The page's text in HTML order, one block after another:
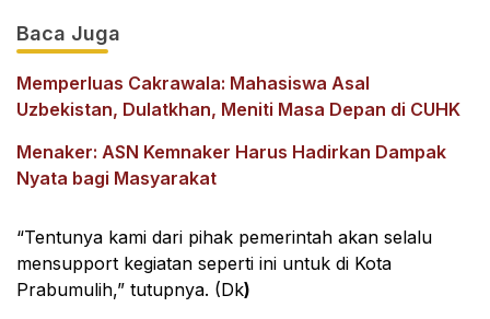
Baca Juga
Memperluas Cakrawala: Mahasiswa Asal
Uzbekistan, Dulatkhan, Meniti Masa Depan di CUHK
Menaker: ASN Kemnaker Harus Hadirkan Dampak
Nyata bagi Masyarakat
“Tentunya kami dari pihak pemerintah akan selalu
mensupport kegiatan seperti ini untuk di Kota
Prabumulih,” tutupnya. (Dk)